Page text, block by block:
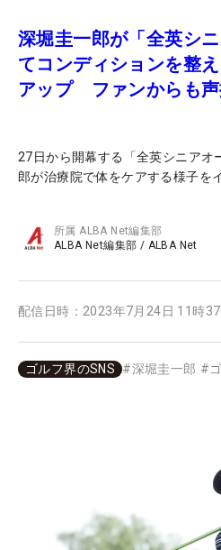
深堀圭一郎が「全英シ
てコンディションを整
アップ ファンからも声
27日から開幕する「全英シニアオ
郎が治療院で体をケアする様子を
所属ALBA Net編集部
ALBA Net編集部 / ALBA Net
配信日時： 2023年7月24日 11時
ゴルフ界のSNS #深堀圭一郎 #